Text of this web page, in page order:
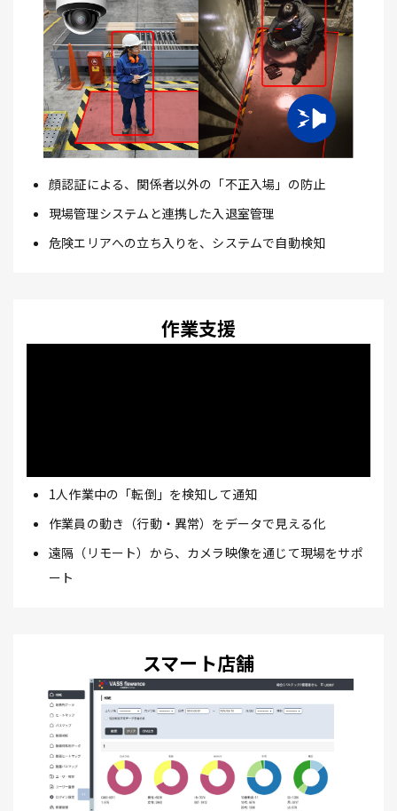
顔認証による、関係者以外の「不正入場」の防止
現場管理システムと連携した入退室管理
危険エリアへの立ち入りを、システムで自動検知
作業支援
1人作業中の「転倒」を検知して通知
作業員の動き（行動・異常）をデータで見える化
遠隔（リモート）から、カメラ映像を通じて現場をサポ
ート
スマート店舗